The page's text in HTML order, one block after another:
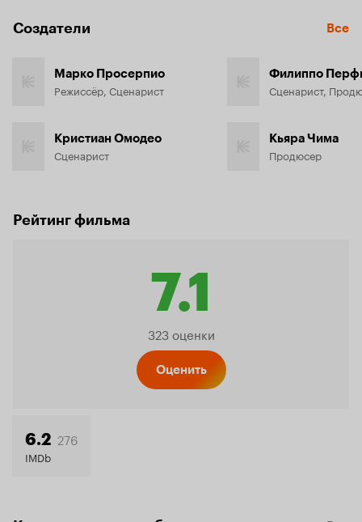
Создатели Все
Марко Просерпио
Режиссёр, Сценарист
Кристиан Омодео
Сценарист
Филиппо
Сценарист,
Кьяра Чима
Продюсер
Рейтинг фильма
7.1
323 оценки
Оценить
6.2 276
IMDb